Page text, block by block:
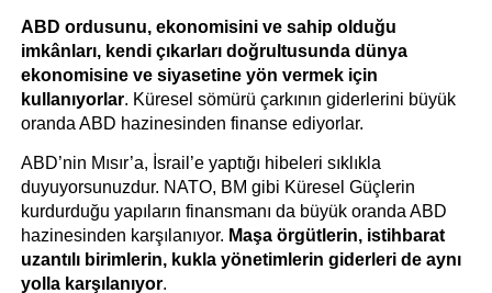
ABD ordusunu, ekonomisini ve sahip olduğu
imkânları, kendi çıkarları doğrultusunda dünya
ekonomisine ve siyasetine yön vermek için
kullanıyorlar. Küresel sömürü çarkının giderlerini büyük
oranda ABD hazinesinden finanse ediyorlar.
ABD’nin Mısır’a, İsrail’e yaptığı hibeleri sıklıkla
duyuyorsunuzdur. NATO, BM gibi Küresel Güçlerin
kurdurduğu yapıların finansmanı da büyük oranda ABD
hazinesinden karşılanıyor. Maşa örgütlerin, istihbarat
uzantılı birimlerin, kukla yönetimlerin giderleri de aynı
yolla karşılanıyor.